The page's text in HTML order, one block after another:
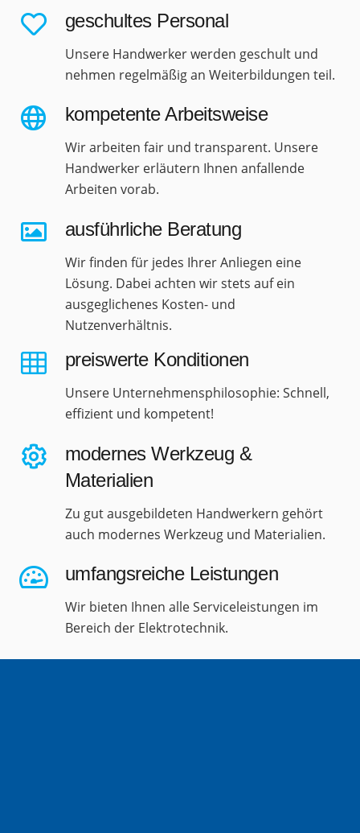
geschultes Personal
Unsere Handwerker werden geschult und
nehmen regelmäßig an Weiterbildungen teil.
kompetente Arbeitsweise
Wir arbeiten fair und transparent. Unsere
Handwerker erläutern Ihnen anfallende
Arbeiten vorab.
ausführliche Beratung
Wir finden für jedes Ihrer Anliegen eine
Lösung. Dabei achten wir stets auf ein
ausgeglichenes Kosten- und
Nutzenverhältnis.
preiswerte Konditionen
Unsere Unternehmensphilosophie: Schnell,
effizient und kompetent!
modernes Werkzeug &
Materialien
Zu gut ausgebildeten Handwerkern gehört
auch modernes Werkzeug und Materialien.
umfangsreiche Leistungen
Wir bieten Ihnen alle Serviceleistungen im
Bereich der Elektrotechnik.